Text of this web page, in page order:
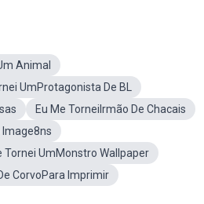
Animal
UmProtagonista De BL
Eu Me TorneiIrmão De Chacais
Image8ns
Tornei UmMonstro Wallpaper
CorvoPara Imprimir